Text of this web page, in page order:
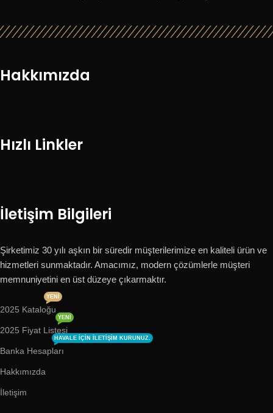
Hakkımızda
Hızlı Linkler
İletişim Bilgileri
Şirketimiz 30 yılı aşkın bir süredir müşterilerimize en kaliteli ürün ve
hizmetleri sunmaktadır. Amacımız, modern çözümlerle müşteri
memnuniyetini en üst düzeye çıkarmaktır.
2025 Kataloğu
YENI
2025 Fiyat Listesi
YENI
Banka Hesapları
HAVALE IÇIN ILETIŞIM KURUNUZ.
Hakkımızda
İletişim